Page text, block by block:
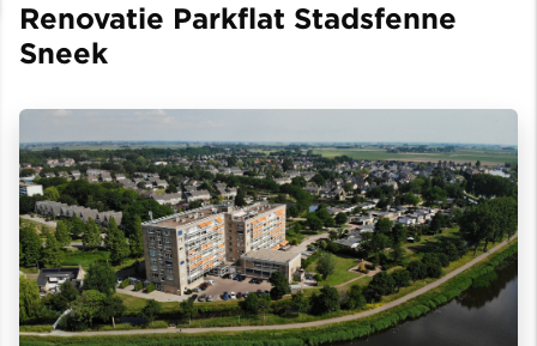
Renovatie Parkflat Stadsfenne
Sneek